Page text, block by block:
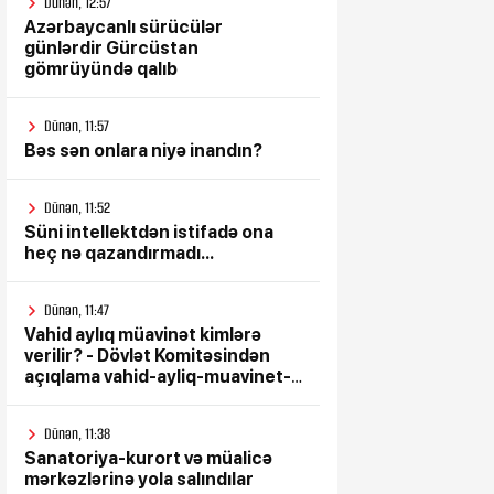
Azərbaycanlı sürücülər
günlərdir Gürcüstan
gömrüyündə qalıb
Dünən, 11:57
Bəs sən onlara niyə inandın?
Dünən, 11:52
Süni intellektdən istifadə ona
heç nə qazandırmadı...
Dünən, 11:47
Vahid aylıq müavinət kimlərə
verilir? - Dövlət Komitəsindən
açıqlama vahid-ayliq-muavinet-
Dünən, 11:38
Sanatoriya-kurort və müalicə
mərkəzlərinə yola salındılar